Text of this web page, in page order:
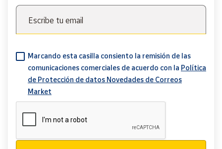
Escribe tu email
Marcando esta casilla consiento la remisión de las
comunicaciones comerciales de acuerdo con la Política
de Protección de datos Novedades de Correos
Market